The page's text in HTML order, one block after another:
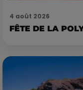
4 août 2026
FÊTE DE LA